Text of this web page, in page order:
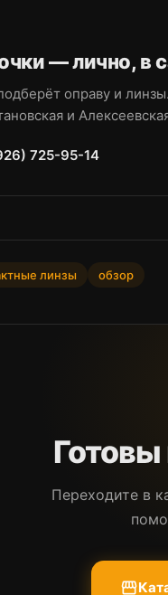
— лично, в
оправу и
и
725-95-14
линзы обзор
Переходите в
storefront